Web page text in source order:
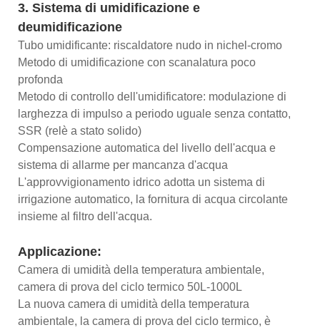
3. Sistema di umidificazione e
deumidificazione
Tubo umidificante: riscaldatore nudo in nichel-cromo
Metodo di umidificazione con scanalatura poco
profonda
Metodo di controllo dell'umidificatore: modulazione di
larghezza di impulso a periodo uguale senza contatto,
SSR (relè a stato solido)
Compensazione automatica del livello dell'acqua e
sistema di allarme per mancanza d'acqua
L'approvvigionamento idrico adotta un sistema di
irrigazione automatico, la fornitura di acqua circolante
insieme al filtro dell'acqua.
Applicazione:
Camera di umidità della temperatura ambientale,
camera di prova del ciclo termico 50L-1000L
La nuova camera di umidità della temperatura
ambientale, la camera di prova del ciclo termico, è